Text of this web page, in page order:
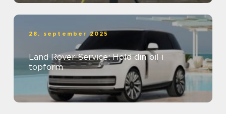
28. september 2025
Land Rover Service: Hold din bil i
topform